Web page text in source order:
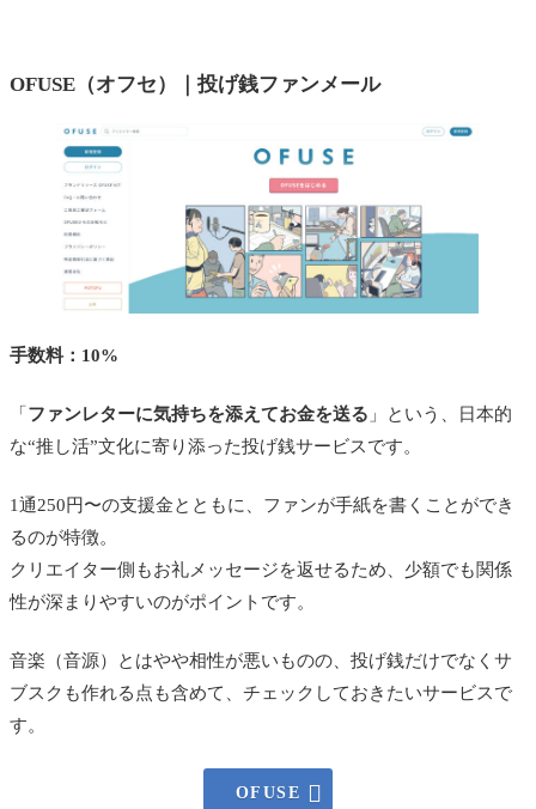
OFUSE（オフセ）｜投げ銭ファンメール
手数料：10%
「 ファンレターに気持ちを添えてお金を送る 」という、日本的
な“推し活”文化に寄り添った投げ銭サービスです。
1通250円〜の支援金とともに、ファンが手紙を書くことができ
るのが特徴。
クリエイター側もお礼メッセージを返せるため、少額でも関係
性が深まりやすいのがポイントです。
音楽（音源）とはやや相性が悪いものの、投げ銭だけでなくサ
ブスクも作れる点も含めて、チェックしておきたいサービスで
す。
OFUSE 